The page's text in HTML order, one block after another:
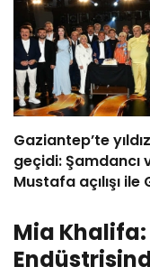
Gaziantep’te
geçidi: Şamdancı
Mustafa açılışı ile
Mia